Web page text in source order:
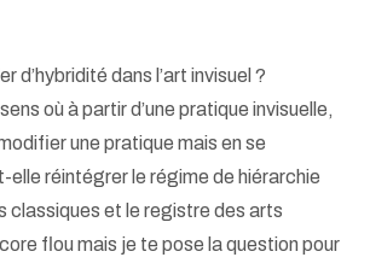
d’hybridité dans l’art invisuel ?
où à partir d’une pratique invisuelle,
une pratique mais en se
elle réintégrer le régime de hiérarchie
classiques et le registre des arts
flou mais je te pose la question pour